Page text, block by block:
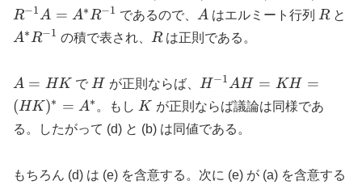
R^{-1}
(A^*
R^{-1})
R^{-1})^*
= R^{-1}
R−1A = A∗R−1 であるので、 A
A はエルミート行列 R
Rと
A^*
A∗R−1 の積で表され、 R
Rは正則である。
A
=
HK
A = HK で H
H が正則ならば、
H^{-1}
A H =
KH =
(HK)^*
H−1AH = KH =
(HK)∗ = A∗ 。もし K
K が正則ならば議論は同様であ
る。したがって (d) と (b) は同値である。
もちろん (d) は (e) を含意する。次に (e) が (a) を含意する